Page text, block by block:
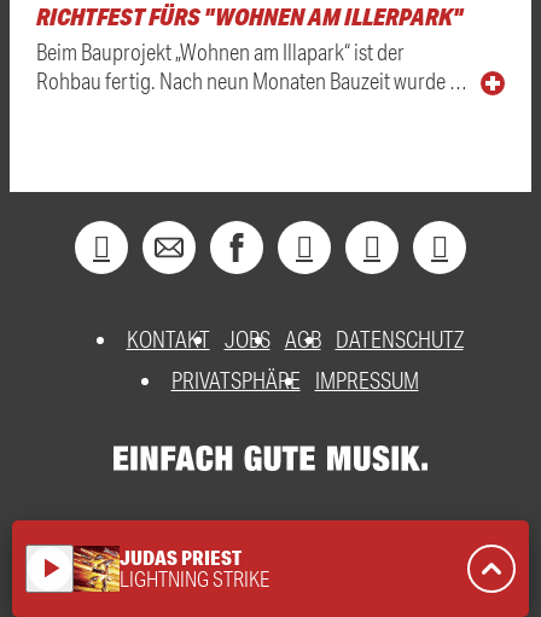
RICHTFEST FÜRS "WOHNEN AM ILLERPARK"
Beim Bauprojekt „Wohnen am Illapark“ ist der
Rohbau fertig. Nach neun Monaten Bauzeit wurde …
KONTAKT JOBS AGB DATENSCHUTZ
PRIVATSPHÄRE
IMPRESSUM
play_arrow JUDAS PRIEST
LIGHTNING STRIKE